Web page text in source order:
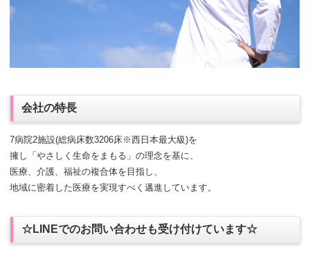
会社の特長
7病院2施設(総病床数3206床※西日本最大級)を
擁し「やさしく生命をまもる」の理念を基に、
医療、介護、福祉の複合体を目指し、
地域に密着した医療を実現すべく邁進しています。
☆LINEでのお問い合わせも受け付けています☆